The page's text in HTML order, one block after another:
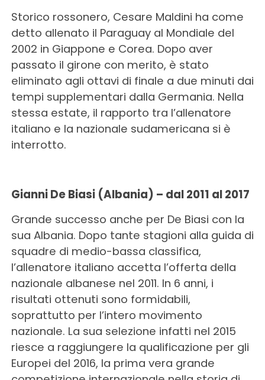
Storico rossonero, Cesare Maldini ha come
detto allenato il Paraguay al Mondiale del
2002 in Giappone e Corea. Dopo aver
passato il girone con merito, è stato
eliminato agli ottavi di finale a due minuti dai
tempi supplementari dalla Germania. Nella
stessa estate, il rapporto tra l’allenatore
italiano e la nazionale sudamericana si è
interrotto.
Gianni De Biasi (Albania) – dal 2011 al 2017
Grande successo anche per De Biasi con la
sua Albania. Dopo tante stagioni alla guida di
squadre di medio-bassa classifica,
l’allenatore italiano accetta l’offerta della
nazionale albanese nel 2011. In 6 anni, i
risultati ottenuti sono formidabili,
soprattutto per l’intero movimento
nazionale. La sua selezione infatti nel 2015
riesce a raggiungere la qualificazione per gli
Europei del 2016, la prima vera grande